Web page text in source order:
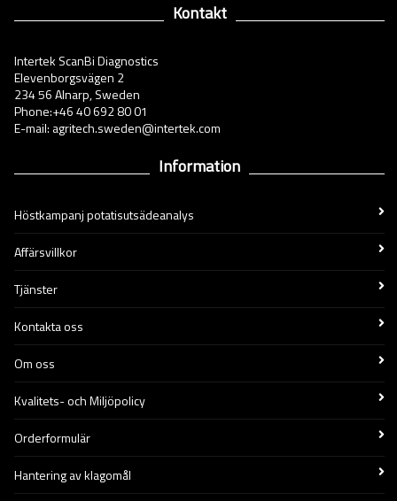
Kontakt
Intertek ScanBi Diagnostics
Elevenborgsvägen 2
234 56 Alnarp, Sweden
Phone:+46 40 692 80 01
E-mail: agritech.sweden@intertek.com
Information
Höstkampanj potatisutsädeanalys
Affärsvillkor
Tjänster
Kontakta oss
Om oss
Kvalitets- och Miljöpolicy
Orderformulär
Hantering av klagomål